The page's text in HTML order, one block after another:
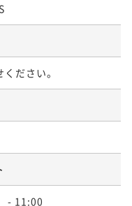
ださい。
- 11:00